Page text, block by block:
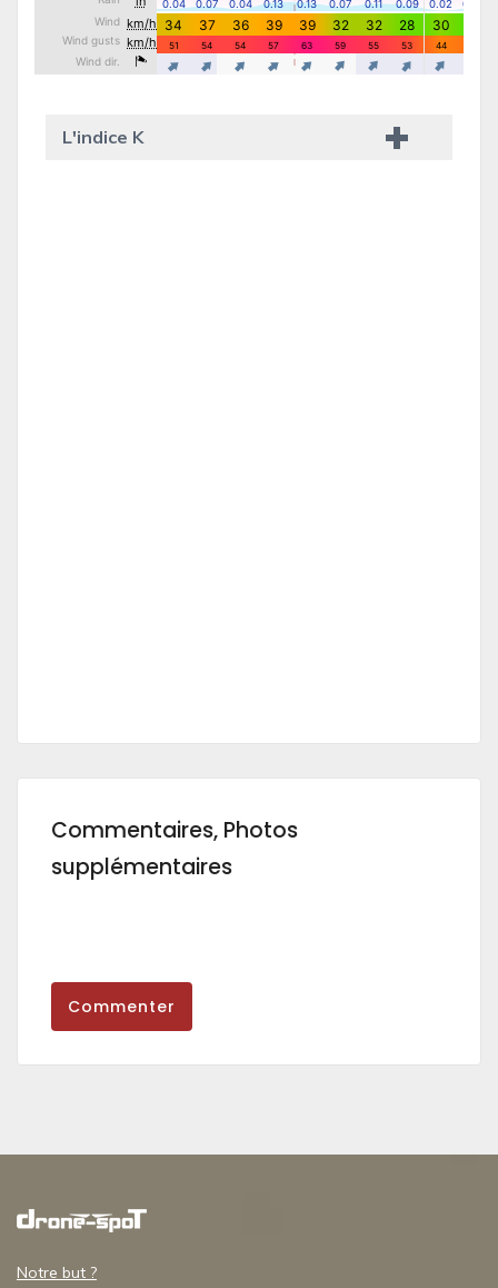
L'indice K
Commentaires, Photos
supplémentaires
Commenter
Notre but ?